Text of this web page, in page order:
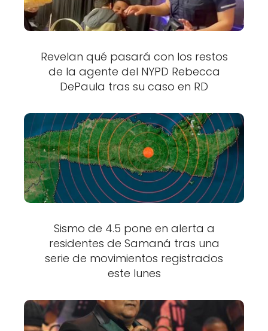
Revelan qué pasará con los restos
de la agente del NYPD Rebecca
DePaula tras su caso en RD
Sismo de 4.5 pone en alerta a
residentes de Samaná tras una
serie de movimientos registrados
este lunes